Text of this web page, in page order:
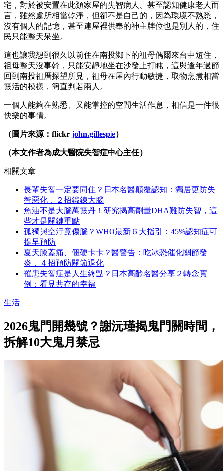
宅，對於被安置在此類家屋的失智病人、甚至認知健康老人而
言，雖然處所相當乾淨，但卻不是自己的，因為環境不熟悉，
沒有個人的記憶，甚至連屋裡供奉的神主牌位也是別人的，住
民只能整天呆坐。
這也讓我想到很久以前住在南投鄉下的祖母偶爾來台中短住，
祖母整天沒事幹，只能安靜地坐在沙發上打盹，這與逢年過節
回到南投祖厝探望所見，祖母在屋內行動敏捷，取物烹煮相當
靈活的模樣，簡直判若兩人。
一個人能夠在熟悉、又能掌控的空間生活作息，相信是一件很
快樂的事情。
（圖片來源：flickr john.gillespie）
（本文作者為成大醫院失智症中心主任）
相關文章
長輩失智一定要同住？日本名醫顛覆認知：獨居更防失
智惡化，２招鍛鍊大腦
魚油不是大腦萬靈丹！研究揭高劑量DHA難防失智，這
些才是關鍵重點
孤獨與空汙竟傷腦？WHO最新６大指引：45%認知症可
提早預防
夏天膝蓋痛、僵硬卡卡？醫警告：吃冰恐催化關節發
炎，４招預防關節退化
罹患失智症是人生終點？日本高齡名醫分享２轉念實
例：看見共存的幸福
生活
2026鬼門開幾號？謝沅瑾揭鬼門關時間，
拆解10大鬼月禁忌